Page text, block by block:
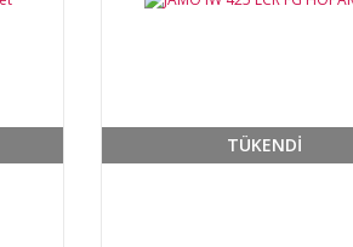
TÜKENDİ